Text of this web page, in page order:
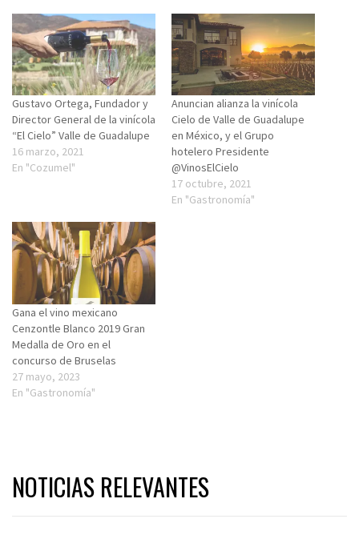
Gustavo Ortega, Fundador y
Director General de la vinícola
“El Cielo” Valle de Guadalupe
16 marzo, 2021
En "Cozumel"
Anuncian alianza la vinícola
Cielo de Valle de Guadalupe
en México, y el Grupo
hotelero Presidente
@VinosElCielo
17 octubre, 2021
En "Gastronomía"
Gana el vino mexicano
Cenzontle Blanco 2019 Gran
Medalla de Oro en el
concurso de Bruselas
27 mayo, 2023
En "Gastronomía"
NOTICIAS RELEVANTES